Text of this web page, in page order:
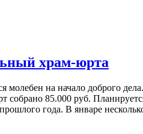
храм-юрта
молебен на начало доброго
собрано 85.000 руб.
года. В январе